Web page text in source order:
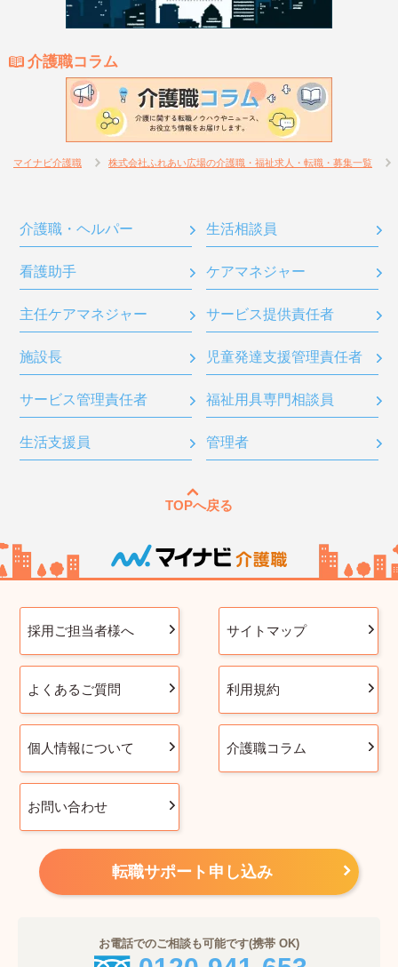
介護職コラム
マイナビ介護職 株式会社ふれあい広場の介護職・福祉求人・転職・募集一覧
介護職・ヘルパー 生活相談員
看護助手 ケアマネジャー
主任ケアマネジャー サービス提供責任者
施設長 児童発達支援管理責任者
サービス管理責任者 福祉用具専門相談員
生活支援員 管理者
TOPへ戻る
採用ご担当者様へ サイトマップ
よくあるご質問 利用規約
個人情報について 介護職コラム
お問い合わせ
転職サポート申し込み
お電話でのご相談も可能です(携帯 OK)